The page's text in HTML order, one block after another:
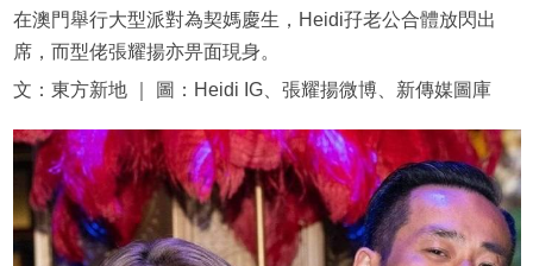
在澳門舉行大型派對為契媽慶生，Heidi孖老公合體放閃出
席，而型佬張耀揚亦畀面現身。
文：東方新地 ｜ 圖：Heidi IG、張耀揚微博、新傳媒圖庫